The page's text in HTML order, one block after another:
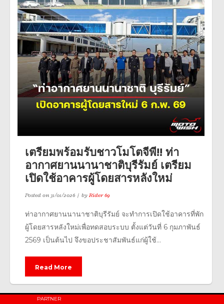
เตรียมพร้อมรับชาวโมโตจีพี!! ท่า
อากาศยานนานาชาติบุรีรัมย์ เตรียม
เปิดใช้อาคารผู้โดยสารหลังใหม่
Posted on31/01/2026 byRider 69
ท่าอากาศยานนานาชาติบุรีรัมย์ จะทำการเปิดใช้อาคารที่พัก
ผู้โดยสารหลังใหม่เพื่อทดสอบระบบ ตั้งแต่วันที่ 6 กุมภาพันธ์
2569 เป็นต้นไป จึงขอประชาสัมพันธ์แก่ผู้ใช้...
Read More
PARTNER